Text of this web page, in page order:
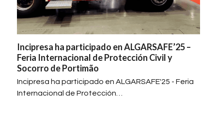
Incipresa ha participado en ALGARSAFE’25 –
Feria Internacional de Protección Civil y
Socorro de Portimão
Incipresa ha participado en ALGARSAFE'25 - Feria
Internacional de Protección…